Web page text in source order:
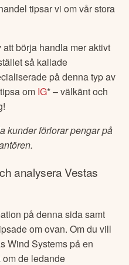
tipsar vi om vår stora
börja handla mer aktivt
så kallade
på denna typ av
om IG* – välkänt och
kunder förlorar pengar på
analyseraVestas
på denna sida samt
om ovan. Om du vill
Wind Systems på en
de ledande